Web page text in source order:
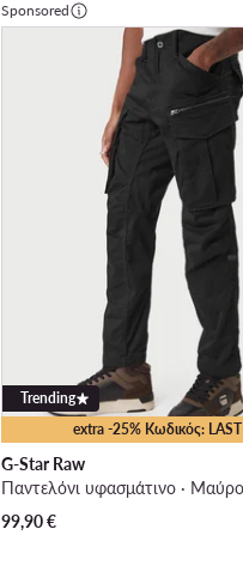
Sponsored
extra -25% Κωδικός: LAST
Trending
G-Star Raw
99,90€